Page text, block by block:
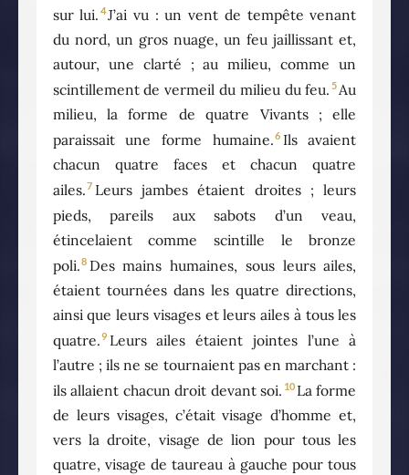
sur lui. 4J’ai vu : un vent de tempête venant
du nord, un gros nuage, un feu jaillissant et,
autour, une clarté ; au milieu, comme un
scintillement de vermeil du milieu du feu. 5Au
milieu, la forme de quatre Vivants ; elle
paraissait une forme humaine.6 Ils avaient
chacun quatre faces et chacun quatre
ailes.7 Leurs jambes étaient droites ; leurs
pieds, pareils aux sabots d’un veau,
étincelaient comme scintille le bronze
poli.8 Des mains humaines, sous leurs ailes,
étaient tournées dans les quatre directions,
ainsi que leurs visages et leurs ailes à tous les
quatre.9 Leurs ailes étaient jointes l’une à
l’autre ; ils ne se tournaient pas en marchant :
ils allaient chacun droit devant soi. 10 La forme
de leurs visages, c’était visage d’homme et,
vers la droite, visage de lion pour tous les
quatre, visage de taureau à gauche pour tous